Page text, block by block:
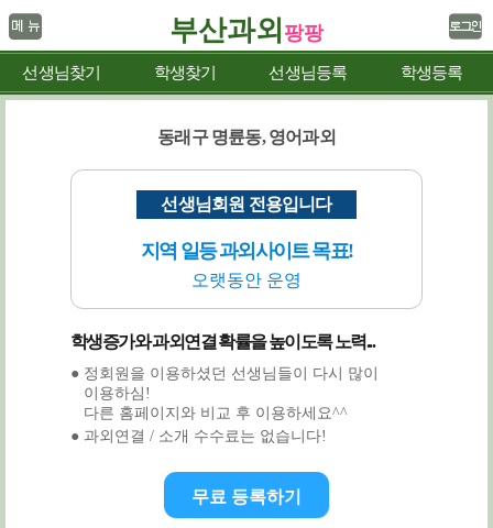
부산과외 팡팡
선생님찾기 학생찾기 선생님등록 학생등록
동래구 명륜동, 영어과외
선생님회원 전용입니다
지역 일등 과외사이트 목표!
오랫동안 운영
학생증가와 과외연결 확률을 높이도록 노력...
● 정회원을 이용하셨던 선생님들이 다시 많이
이용하심!
다른 홈페이지와 비교 후 이용하세요^^
● 과외연결 / 소개 수수료는 없습니다!
무료 등록하기